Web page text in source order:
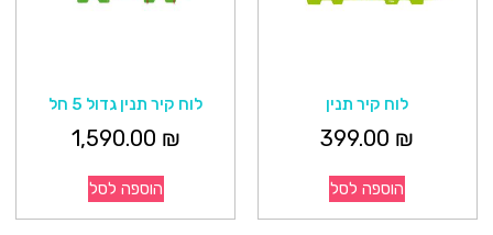
לוח קיר תנין
399.00 ₪
הוספה לסל
לוח קיר תנין גדול 5 חל
1,590.00 ₪
הוספה לסל